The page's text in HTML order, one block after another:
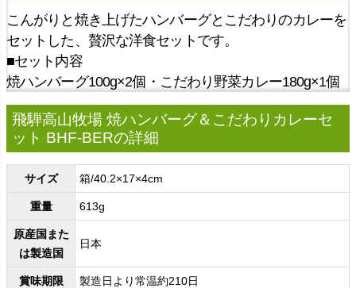
こんがりと焼き上げたハンバーグとこだわりのカレーを
セットした、贅沢な洋食セットです。
■セット内容
焼ハンバーグ100g×2個・こだわり野菜カレー180g×1個
飛騨高山牧場 焼ハンバーグ＆こだわりカレーセ
ット BHF-BERの詳細
サイズ 箱/40.2×17×4cm
重量 613g
原産国また
は製造国
日本
賞味期限 製造日より常温約210日